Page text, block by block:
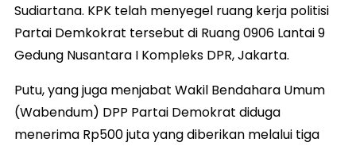
Sudiartana. KPK telah menyegel ruang kerja politisi
Partai Demkokrat tersebut di Ruang 0906 Lantai 9
Gedung Nusantara I Kompleks DPR, Jakarta.
Putu, yang juga menjabat Wakil Bendahara Umum
(Wabendum) DPP Partai Demokrat diduga
menerima Rp500 juta yang diberikan melalui tiga